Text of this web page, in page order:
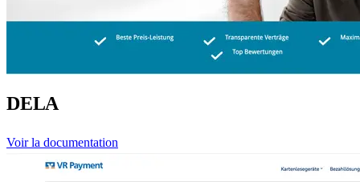
DELA
Voir la documentation